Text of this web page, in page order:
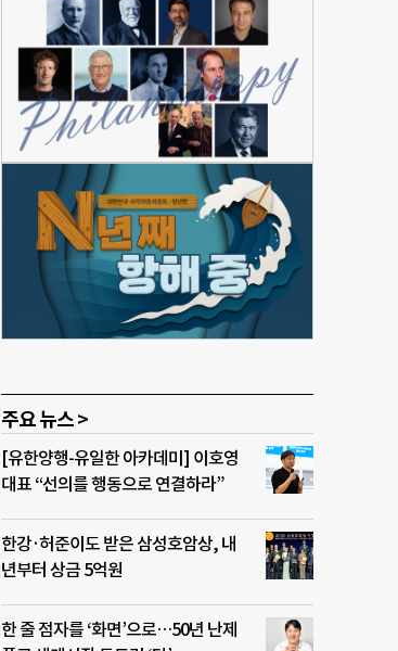
주요 뉴스 >
[유한양행-유일한 아카데미] 이호영
대표 “선의를 행동으로 연결하라”
한강·허준이도 받은 삼성호암상, 내
년부터 상금 5억원
한 줄 점자를 ‘화면’으로…50년 난제